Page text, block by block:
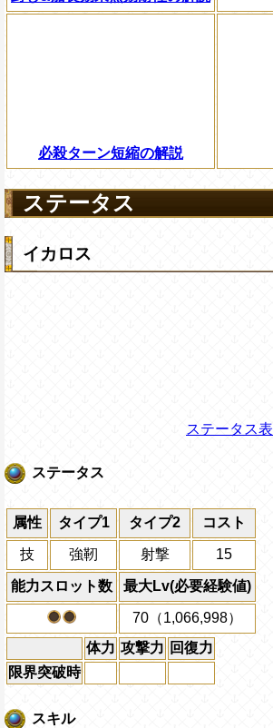
必殺ターン短縮の解説
ステータス
イカロス
ステータス表
ステータス
属性 タイプ1 タイプ2 コスト
技 強靭 射撃 15
能力スロット数 最大Lv(必要経験値)
70（1,066,998）
体力 攻撃力 回復力
限界突破時
スキル